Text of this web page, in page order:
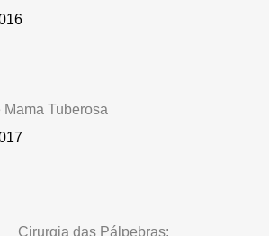
Mama Tuberosa
Cirurgia das Pálpebras: